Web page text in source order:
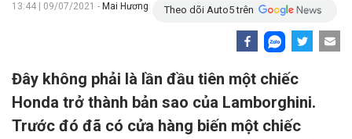
13:44 | 09/07/2021 - Mai Hương Theo dõi Auto5 trên
Đây không phải là lần đầu tiên một chiếc
Honda trở thành bản sao của Lamborghini.
Trước đó đã có cửa hàng biến một chiếc